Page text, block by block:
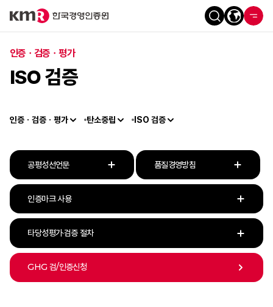
인증ㆍ검증ㆍ평가
ISO 검증
인증ㆍ검증ㆍ평가 탄소중립 ISO 검증
공평성선언문 품질경영방침
인증마크 사용
타당성평가·검증 절차
GHG 검/인증신청